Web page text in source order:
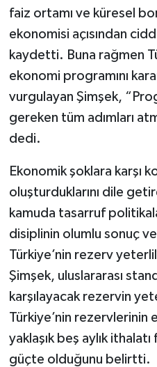
faiz ortamı ve küresel
ekonomisi açısından
kaydetti. Buna rağmen
ekonomi programını
vurgulayan Şimşek,
gereken tüm adımları
dedi.
Ekonomik şoklara karşı
oluşturduklarını dile
kamuda tasarruf
disiplinin olumlu sonuç
Türkiye’nin rezerv
Şimşek, uluslararası
karşılayacak rezervin
Türkiye’nin rezervlerinin
yaklaşık beş aylık
güçte olduğunu belirtti.